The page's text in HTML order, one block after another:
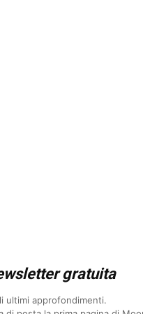
gratuita
ultimi approfondimenti.